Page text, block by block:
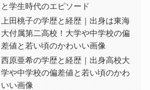
と学生時代のエピソード
上田桃子の学歴と経歴｜出身は東海
大付属第二高校！大学や中学校の偏
差値と若い頃のかわいい画像
西原亜希の学歴と経歴｜出身高校大
学や中学校の偏差値と若い頃のかわ
いい画像